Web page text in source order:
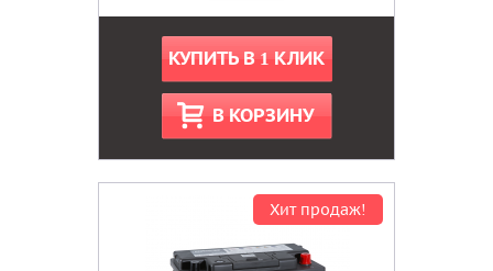
КУПИТЬ В 1 КЛИК
В КОРЗИНУ
Хит продаж!